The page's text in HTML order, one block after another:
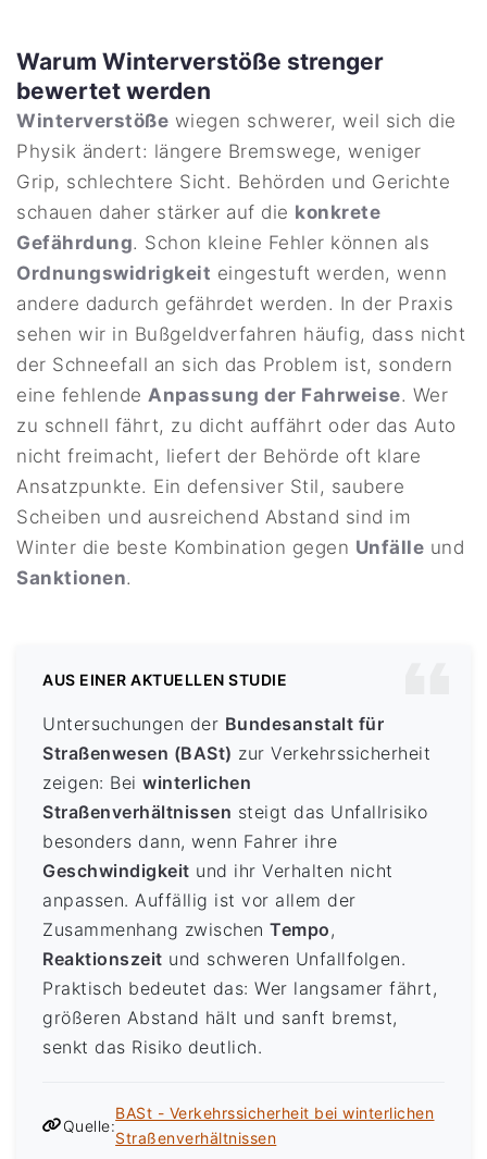
Warum Winterverstöße strenger
bewertet werden
Winterverstöße wiegen schwerer, weil sich die
Physik ändert: längere Bremswege, weniger
Grip, schlechtere Sicht. Behörden und Gerichte
schauen daher stärker auf die konkrete
Gefährdung. Schon kleine Fehler können als
Ordnungswidrigkeit eingestuft werden, wenn
andere dadurch gefährdet werden. In der Praxis
sehen wir in Bußgeldverfahren häufig, dass nicht
der Schneefall an sich das Problem ist, sondern
eine fehlendeAnpassung der Fahrweise. Wer
zu schnell fährt, zu dicht auffährt oder das Auto
nicht freimacht, liefert der Behörde oft klare
Ansatzpunkte. Ein defensiver Stil, saubere
Scheiben und ausreichend Abstand sind im
Winter die beste Kombination gegen Unfälle und
Sanktionen.
AUS EINER AKTUELLEN STUDIE
Untersuchungen der Bundesanstalt für
Straßenwesen (BASt) zur Verkehrssicherheit
zeigen: Beiwinterlichen
Straßenverhältnissen steigt das Unfallrisiko
besonders dann, wenn Fahrer ihre
Geschwindigkeit und ihr Verhalten nicht
anpassen. Auffällig ist vor allem der
Zusammenhang zwischenTempo,
Reaktionszeit und schweren Unfallfolgen.
Praktisch bedeutet das: Wer langsamer fährt,
größeren Abstand hält und sanft bremst,
senkt das Risiko deutlich.
Quelle:
BASt - Verkehrssicherheit bei winterlichen
Straßenverhältnissen